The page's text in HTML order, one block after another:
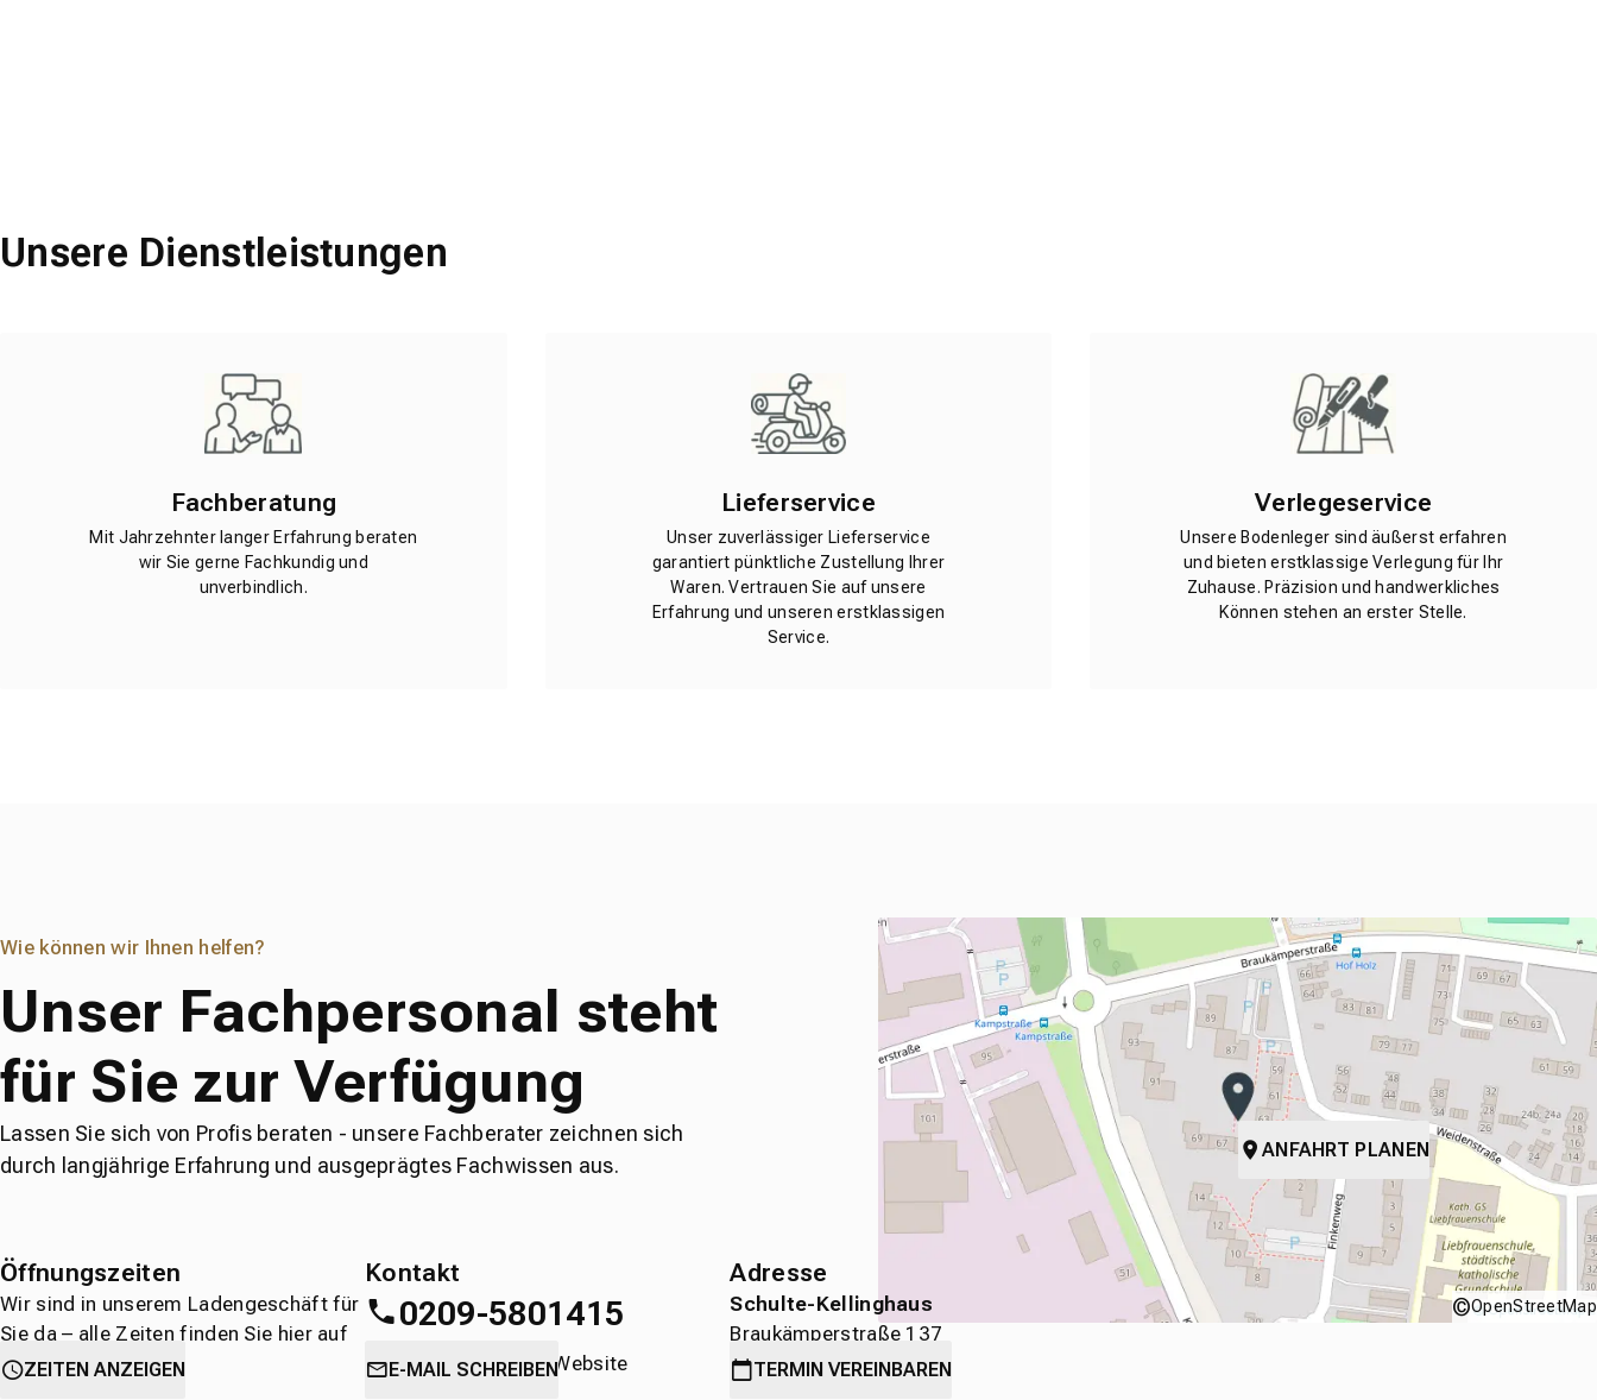
Unsere Dienstleistungen
Fachberatung
Mit Jahrzehnter langer Erfahrung beraten
wir Sie gerne Fachkundig und
unverbindlich.
Lieferservice
Unser zuverlässiger Lieferservice
garantiert pünktliche Zustellung Ihrer
Waren. Vertrauen Sie auf unsere
Erfahrung und unseren erstklassigen
Service.
Verlegeservice
Unsere Bodenleger sind äußerst erfahren
und bieten erstklassige Verlegung für Ihr
Zuhause. Präzision und handwerkliches
Können stehen an erster Stelle.
Wie können wir Ihnen helfen?
Unser Fachpersonal steht
für Sie zur Verfügung
Lassen Sie sich von Profis beraten - unsere Fachberater zeichnen sich
durch langjährige Erfahrung und ausgeprägtes Fachwissen aus.
Öffnungszeiten
Wir sind in unserem Ladengeschäft für
Sie da – alle Zeiten finden Sie hier auf
einen Blick.
ZEITEN ANZEIGEN
Kontakt
0209-5801415
oderdirekt über die Website
E-MAIL SCHREIBEN
Adresse
Schulte-Kellinghaus
Braukämperstraße 137
45899 Gelsenkirchen
TERMIN VEREINBAREN
ANFAHRT PLANEN
©OpenStreetMap